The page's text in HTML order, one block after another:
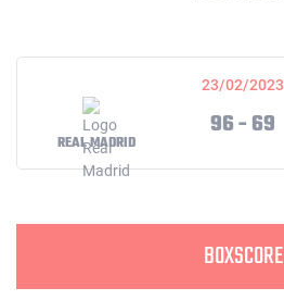
23/02/2023
REAL MADRID
96 - 69
BOXSCORE